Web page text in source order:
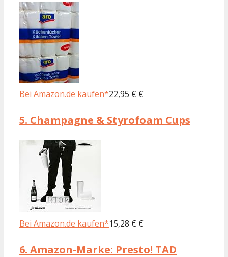
Bei Amazon.de kaufen*22,95 € €
5. Champagne & Styrofoam Cups
Bei Amazon.de kaufen*15,28 € €
6. Amazon-Marke: Presto! TAD